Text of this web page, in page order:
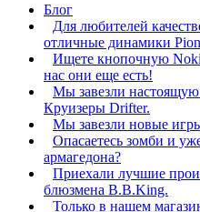
Блог
Для любителей
отличные динамики
Ищете кнопочную
нас они еще есть!
Мы завезли
Круизеры Drifter.
Мы завезли новые
Опасаетесь зомби и
армагедона?
Приехали лучшие
блюзмена B.B.King.
​Только в нашем